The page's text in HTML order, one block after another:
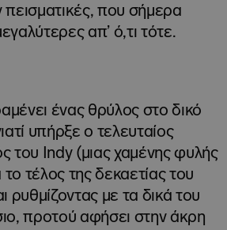
πεισματικές, που σήμερα
απ’ ό,τι τότε.
ένας θρύλος στο δικό
υπήρξε ο τελευταίος
του Indy (μιας χαμένης φυλής
τέλος της δεκαετίας του
ρυθμίζοντας με τα δικά του
προτού αφήσει στην άκρη